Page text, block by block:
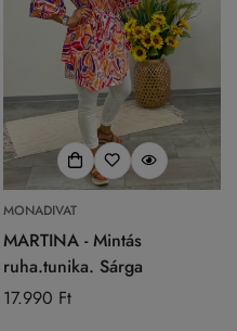
MONADIVAT
MARTINA - Mintás
ruha.tunika. Sárga
Normál
17.990 Ft